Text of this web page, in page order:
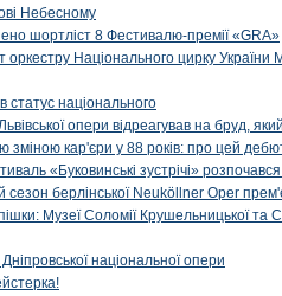
Небесному
шортліст 8 Фестивалю-премії «GRA»
оркестру Національного цирку України
національного
опери відреагував на бруд,
зміною кар'єри у 88 років: про цей
«Буковинські зустрічі»
сезон берлінської Neuköllner Oper
Музеї Соломії Крушельницької
національної опери